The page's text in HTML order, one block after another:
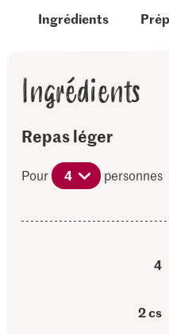
Ingrédients
Ingrédients
Repas léger
Pour 4 personnes
4
2 cs